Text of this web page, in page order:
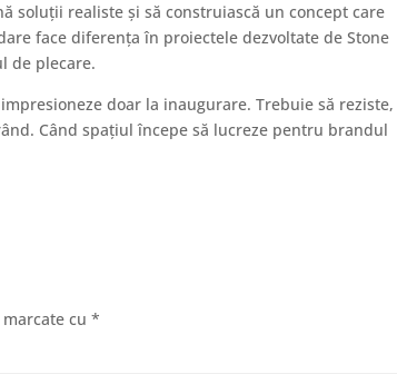
soluții realiste și să construiască un concept care
face diferența în proiectele dezvoltate de Stone
de plecare.
doar la inaugurare. Trebuie să reziste,
Când spațiul începe să lucreze pentru brandul
marcate cu*